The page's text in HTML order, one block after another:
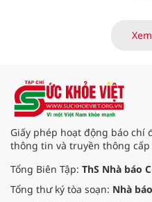
Giấy phép hoạt động báo chí
thông tin và truyền thông cấp
Tổng Biên Tập: ThS Nhà báo
Tổng thư ký tòa soạn: Nhà